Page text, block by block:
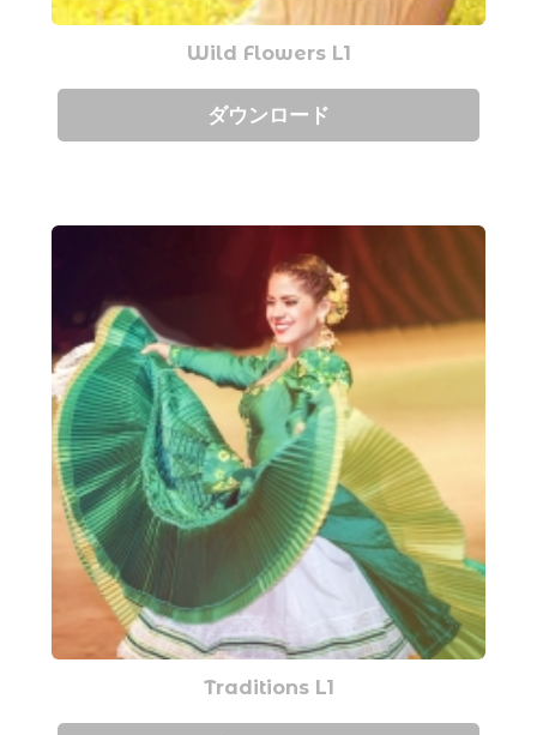
Wild Flowers L1
ダウンロード
Traditions L1